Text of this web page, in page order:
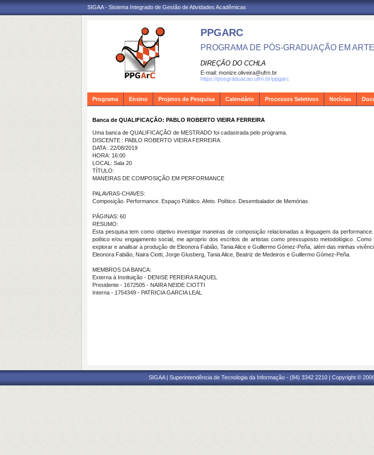
SIGAA - Sistema Integrado de Gestão de Atividades Acadêmicas
PPGARC
PROGRAMA DE PÓS-GRADUAÇÃO EM
DIREÇÃO DO CCHLA
E-mail: monize.oliveira@ufrn.br
https://posgraduacao.ufrn.br/ppgarc
Programa Ensino Projetos de Pesquisa Calendário Processos Seletivos Notícias
Banca de QUALIFICAÇÃO: PABLO ROBERTO VIEIRA FERREIRA
Uma banca de QUALIFICAÇÃO de MESTRADO foi cadastrada pelo programa.
DISCENTE : PABLO ROBERTO VIEIRA FERREIRA
DATA : 22/08/2019
HORA: 16:00
LOCAL: Sala 20
TÍTULO:
MANEIRAS DE COMPOSIÇÃO EM PERFORMANCE
PALAVRAS-CHAVES:
Composição. Performance. Espaço Público. Afeto. Político. Desembalador de Memórias.
PÁGINAS: 60
RESUMO:
Esta pesquisa tem como objetivo investigar maneiras de composição relacionadas a linguagem da
político e/ou engajamento social, me aproprio dos escritos de artistas como pressuposto metodológico.
explorar e analisar a produção de Eleonora Fabião, Tania Alice e Guillermo Gómez-Peña, além das minhas
Eleonora Fabião, Naira Ciotti, Jorge Glusberg, Tania Alice, Beatriz de Medeiros e Guillermo Gómez-Peña.
MEMBROS DA BANCA:
Externa à Instituição - DENISE PEREIRA RAQUEL
Presidente - 1672505 - NAIRA NEIDE CIOTTI
Interna - 1754349 - PATRICIA GARCIA LEAL
SIGAA | Superintendência de Tecnologia da Informação - (84) 3342 2210 | Copyright ©